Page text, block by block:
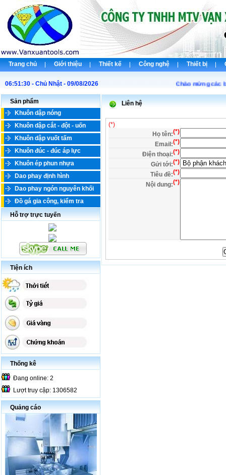
Trang chủ Giới thiệu Thiết kế Công nghệ Thiết bị
06:51:30 - Chủ Nhật - 09/08/2026 Chào mừng các
Sản phẩm
Khuôn dập nóng
Khuôn dập cắt - đột - uốn
Khuôn dập vuốt tấm
Khuôn đúc - đúc áp lực
Khuôn ép phun nhựa
Dao phay định hình
Dao phay ngón nguyên khối
Đồ gá gia công, kiểm tra
Hỗ trợ trực tuyến
Tiện ích
Thống kê
Đang online: 2
Lượt truy cập: 1306582
Quảng cáo
Liên hệ
(*)
Họ tên:(*)
Email:(*)
Điện thoại:(*)
Gửi tới:(*)
Tiêu đề:(*)
Nội dung:(*)